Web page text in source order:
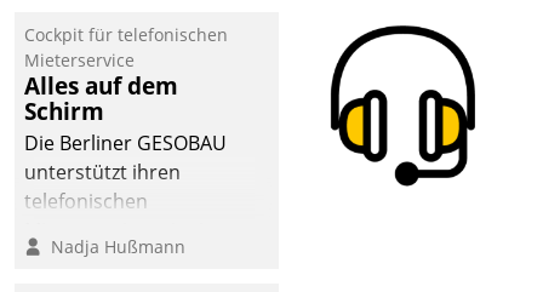
der
Wohnungswirtschaft“.
Bewerben können sich
dafür ein Team
bestehend aus
Wohnungsunternehmen
und PropTech.
Cockpit für telefonischen
Mieterservice
Alles auf dem
Schirm
Die Berliner GESOBAU
unterstützt ihren
telefonischen
digitalen Cockpit, das
Nadja Hußmann